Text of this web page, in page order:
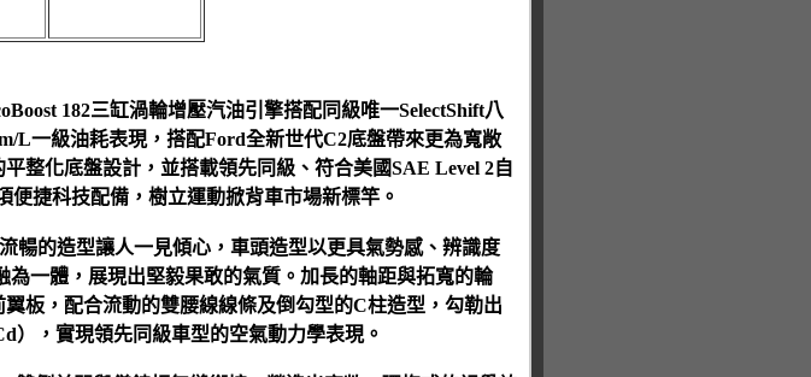
182三缸渦輪增壓汽油引擎搭配同級唯一SelectShift八
L一級油耗表現，搭配Ford全新世代C2底盤帶來更為寬敞
整化底盤設計，並搭載領先同級、符合美國SAE Level 2自
捷科技配備，樹立運動掀背車市場新標竿。
暢的造型讓人一見傾心，車頭造型以更具氣勢感、辨識度
一體，展現出堅毅果敢的氣質。加長的軸距與拓寬的輪
板，配合流動的雙腰線線條及倒勾型的C柱造型，勾勒出
），實現領先同級車型的空氣動力學表現。